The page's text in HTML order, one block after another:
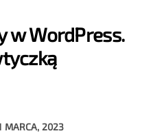
w WordPress.
MARCA, 2023